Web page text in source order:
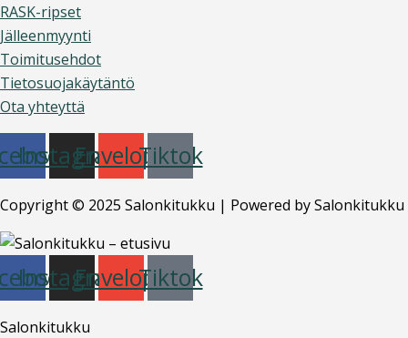
RASK-ripset
Jälleenmyynti
Toimitusehdot
Tietosuojakäytäntö
Ota yhteyttä
Instagram
EnvelopeTiktok
Copyright © 2025 Salonkitukku | Powered by Salonkitukku
Instagram
EnvelopeTiktok
Salonkitukku